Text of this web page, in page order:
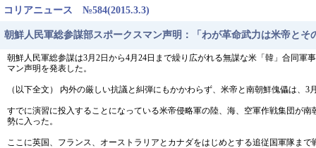
コリアニュース №584(2015.3.3)
朝鮮人民軍総参謀部スポークスマン声明：「わが革命武力は米帝と
朝鮮人民軍総参謀は3月2日から4月24日まで繰り広がれる無謀な米「韓」合同
マン声明を発表した。
（以下全文） 内外の厳しい抗議と糾弾にもかかわらず、米帝と南朝鮮傀儡は、
すでに演習に投入することになっている米帝侵略軍の陸、海、空軍作戦集団が
勢に入った。
ここに英国、フランス、オーストラリアとカナダをはじめとする追従国軍隊ま